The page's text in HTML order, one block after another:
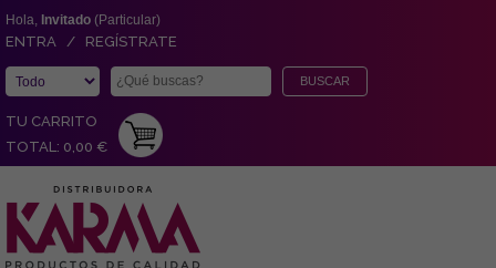
Hola, Invitado (Particular)
ENTRA / REGÍSTRATE
TU CARRITO
TOTAL: 0,00 €